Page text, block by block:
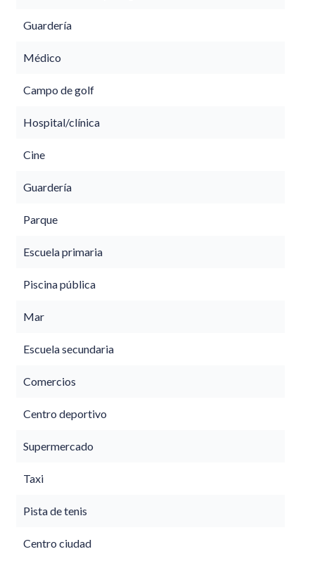
Guardería
Médico
Campo de golf
Hospital/clínica
Cine
Guardería
Parque
Escuela primaria
Piscina pública
Mar
Escuela secundaria
Comercios
Centro deportivo
Supermercado
Taxi
Pista de tenis
Centro ciudad